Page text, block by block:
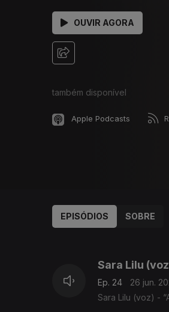
OUVIR AGORA
também disponível
Apple Podcasts
EPISÓDIOS SOBRE
Sara Lilu
Ep. 24
26 jun.
Sara Lilu (voz) -